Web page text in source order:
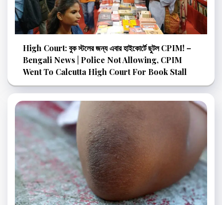
High Court: বুক স্টলের জন্য এবার হাইকোর্টে ছুটল CPIM! –
Bengali News | Police Not Allowing, CPIM
Went To Calcutta High Court For Book Stall